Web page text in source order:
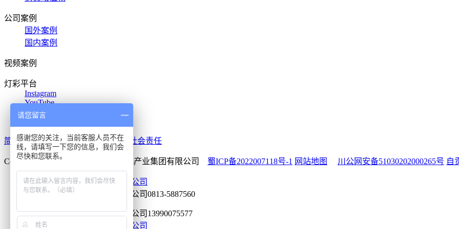
公司案例
国外案例
国内案例
视频案例
灯彩平台
Instagram
YouTube
Tik Tok
X
简体中文/灯彩国际站/法律声明/ 社会责任
Copyright © 2020-2026 自贡灯彩文化产业集团有限公司 蜀ICP备2022007118号-1 网站地图 川公网安备51030202000265号 自
0813-5887560
13990075577
请您留言
感谢您的关注，当前客服人员不在
线，请填写一下您的信息，我们会
尽快和您联系。